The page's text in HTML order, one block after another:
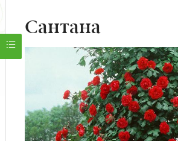
Малина
Мини-деревья
НОВИНКА Английские и Японские розы
Саженцы плодовые
Сантана